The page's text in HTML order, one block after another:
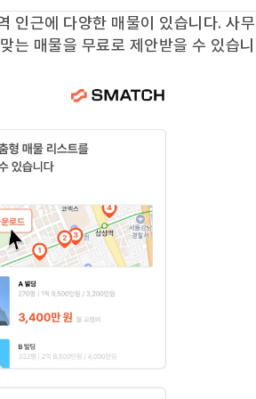
인근에 다양한 매물이 있습니다. 사
는 매물을 무료로 제안받을 수 있습